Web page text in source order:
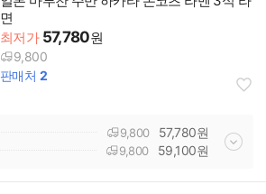
면
최저가 57,780원
9,800
판매처 2
9,800 57,780원
9,800 59,100원